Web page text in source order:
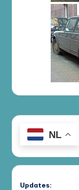
NL
Updates: